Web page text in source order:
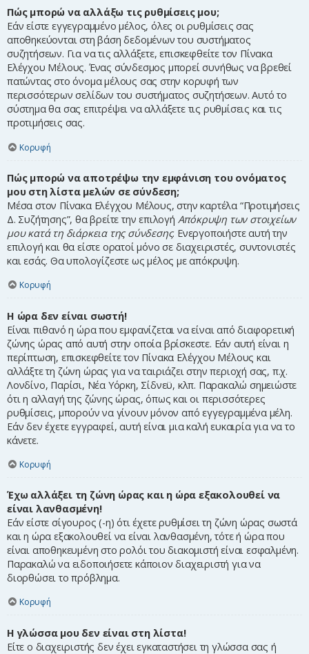
Πώς μπορώ να αλλάξω τις ρυθμίσεις μου;
Εάν είστε εγγεγραμμένο μέλος, όλες οι ρυθμίσεις σας
αποθηκεύονται στη βάση δεδομένων του συστήματος
συζητήσεων. Για να τις αλλάξετε, επισκεφθείτε τον Πίνακα
Ελέγχου Μέλους. Ένας σύνδεσμος μπορεί συνήθως να βρεθεί
πατώντας στο όνομα μέλους σας στην κορυφή των
περισσότερων σελίδων του συστήματος συζητήσεων. Αυτό το
σύστημα θα σας επιτρέψει να αλλάξετε τις ρυθμίσεις και τις
προτιμήσεις σας.
Κορυφή
Πώς μπορώ να αποτρέψω την εμφάνιση του ονόματος
μου στη λίστα μελών σε σύνδεση;
Μέσα στον Πίνακα Ελέγχου Μέλους, στην καρτέλα “Προτιμήσεις
Δ. Συζήτησης”, θα βρείτε την επιλογή Απόκρυψη των στοιχείων
μου κατά τη διάρκεια της σύνδεσης. Ενεργοποιήστε αυτή την
επιλογή και θα είστε ορατοί μόνο σε διαχειριστές, συντονιστές
και εσάς. Θα υπολογίζεστε ως μέλος με απόκρυψη.
Κορυφή
Η ώρα δεν είναι σωστή!
Είναι πιθανό η ώρα που εμφανίζεται να είναι από διαφορετική
ζώνης ώρας από αυτή στην οποία βρίσκεστε. Εάν αυτή είναι η
περίπτωση, επισκεφθείτε τον Πίνακα Ελέγχου Μέλους και
αλλάξτε τη ζώνη ώρας για να ταιριάζει στην περιοχή σας, π.χ.
Λονδίνο, Παρίσι, Νέα Υόρκη, Σίδνεϋ, κλπ. Παρακαλώ σημειώστε
ότι η αλλαγή της ζώνης ώρας, όπως και οι περισσότερες
ρυθμίσεις, μπορούν να γίνουν μόνον από εγγεγραμμένα μέλη.
Εάν δεν έχετε εγγραφεί, αυτή είναι μια καλή ευκαιρία για να το
κάνετε.
Κορυφή
Έχω αλλάξει τη ζώνη ώρας και η ώρα εξακολουθεί να
είναι λανθασμένη!
Εάν είστε σίγουρος (-η) ότι έχετε ρυθμίσει τη ζώνη ώρας σωστά
και η ώρα εξακολουθεί να είναι λανθασμένη, τότε ή ώρα που
είναι αποθηκευμένη στο ρολόι του διακομιστή είναι εσφαλμένη.
Παρακαλώ να ειδοποιήσετε κάποιον διαχειριστή για να
διορθώσει το πρόβλημα.
Κορυφή
Η γλώσσα μου δεν είναι στη λίστα!
Είτε ο διαχειριστής δεν έχει εγκαταστήσει τη γλώσσα σας ή